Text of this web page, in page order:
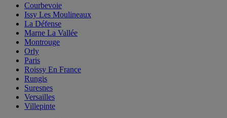
Courbevoie
Issy Les Moulineaux
La Défense
Marne La Vallée
Montrouge
Orly
Paris
Roissy En France
Rungis
Suresnes
Versailles
Villepinte